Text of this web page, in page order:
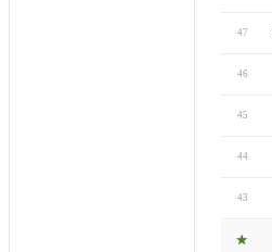
47
46
45
44
43